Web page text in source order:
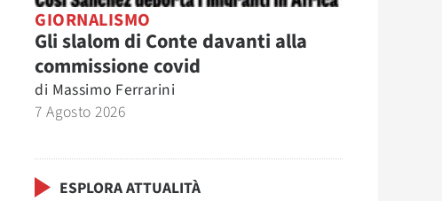
GIORNALISMO
Gli slalom di Conte davanti alla
commissione covid
di Massimo Ferrarini
7 Agosto 2026
ESPLORA ATTUALITÀ